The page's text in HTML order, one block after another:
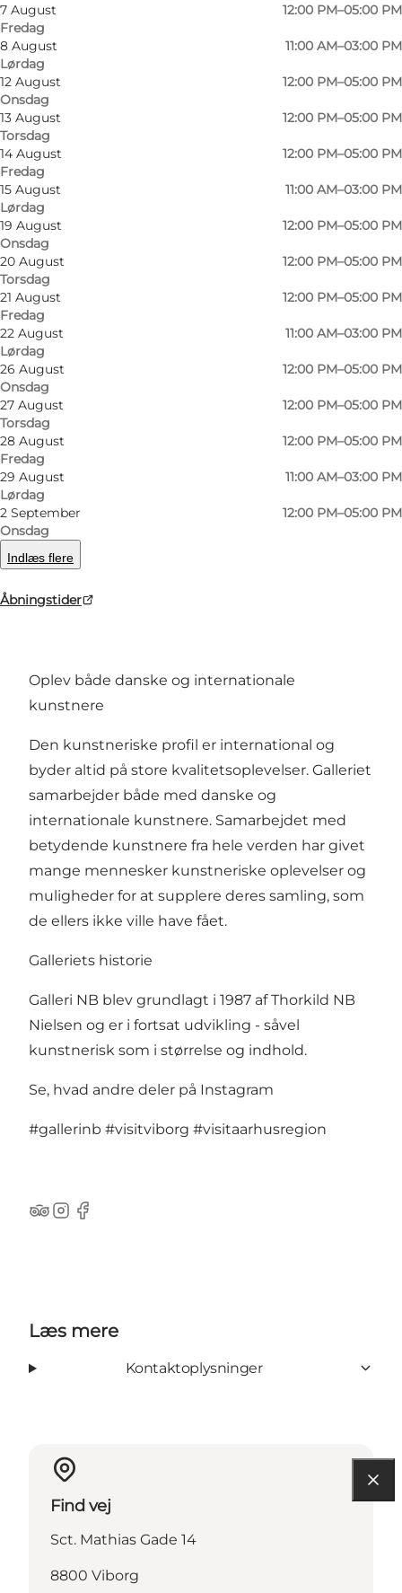
7 August
Fredag
12:00 PM–05:00 PM
8 August
Lørdag
11:00 AM–03:00 PM
12 August
Onsdag
12:00 PM–05:00 PM
13 August
Torsdag
12:00 PM–05:00 PM
14 August
Fredag
12:00 PM–05:00 PM
15 August
Lørdag
11:00 AM–03:00 PM
19 August
Onsdag
12:00 PM–05:00 PM
20 August
Torsdag
12:00 PM–05:00 PM
21 August
Fredag
12:00 PM–05:00 PM
22 August
Lørdag
11:00 AM–03:00 PM
26 August
Onsdag
12:00 PM–05:00 PM
27 August
Torsdag
12:00 PM–05:00 PM
28 August
Fredag
12:00 PM–05:00 PM
29 August
Lørdag
11:00 AM–03:00 PM
2 September
Onsdag
12:00 PM–05:00 PM
Indlæs flere
Åbningstider
Foto: galleri NB Foto:
Galleri NB Viborg er et stort galleri i Viborgs
centrum. Galleriet er delt op i
Oplev både danske og internationale
kunstnere
Den kunstneriske profil er international og
byder altid på store kvalitetsoplevelser. Galleriet
samarbejder både med danske og
internationale kunstnere. Samarbejdet med
betydende kunstnere fra hele verden har givet
mange mennesker kunstneriske oplevelser og
muligheder for at supplere deres samling, som
de ellers ikke ville have fået.
Galleriets historie
Galleri NB blev grundlagt i 1987 af Thorkild NB
Nielsen og er i fortsat udvikling - såvel
kunstnerisk som i størrelse og indhold.
Se, hvad andre deler på Instagram
#gallerinb #visitviborg #visitaarhusregion
TripAdvisor
Instagram
Facebook
Læs mere
Kontaktoplysninger
Find vej
Sct. Mathias Gade 14
8800 Viborg